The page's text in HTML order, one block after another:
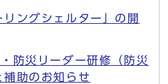
リングシェルター」の開
防災リーダー研修（防災
助のお知らせ